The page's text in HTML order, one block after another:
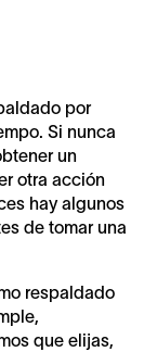
por
Si nunca
un
otra acción
hay algunos
de tomar una
respaldado
que elijas,